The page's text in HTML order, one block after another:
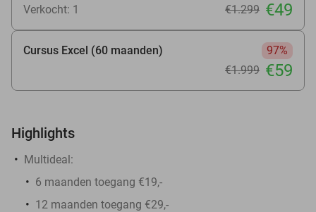
Verkocht: 1
€1.299 €49
Cursus Excel (60 maanden)
97%
€1.999 €59
Highlights
Multideal:
6 maanden toegang €19,-
12 maanden toegang €29,-